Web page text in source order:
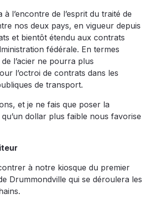
l’encontre de l’esprit du traité de
nos deux pays, en vigueur depuis
et bientôt étendu aux contrats
fédérale. En termes
l’acier ne pourra plus
l’octroi de contrats dans les
de transport.
et je ne fais que poser la
dollar plus faible nous favorise
à notre kiosque du premier
Drummondville qui se déroulera les